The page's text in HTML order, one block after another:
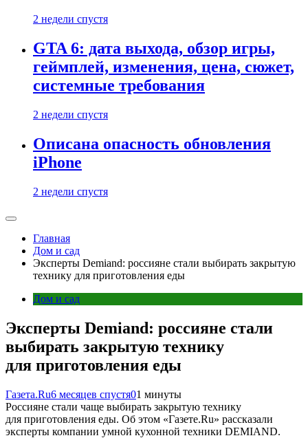
2 недели спустя
GTA 6: дата выхода, обзор игры,
геймплей, изменения, цена, сюжет,
системные требования
2 недели спустя
Описана опасность обновления
iPhone
2 недели спустя
Главная
Дом и сад
Эксперты Demiand: россияне стали выбирать закрытую
технику для приготовления еды
Дом и сад
Эксперты Demiand: россияне стали
выбирать закрытую технику
для приготовления еды
Газета.Ru6 месяцев спустя01 минуты
Россияне стали чаще выбирать закрытую технику
для приготовления еды. Об этом «Газете.Ru» рассказали
эксперты компании умной кухонной техники DEMIAND.